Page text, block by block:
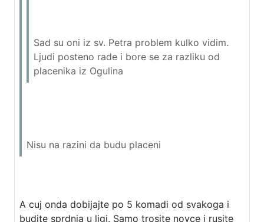
Sad su oni iz sv. Petra problem kulko vidim.
Ljudi posteno rade i bore se za razliku od
placenika iz Ogulina
Nisu na razini da budu placeni
A cuj onda dobijajte po 5 komadi od svakoga i
budite sprdnja u ligi. Samo trosite novce i rusite